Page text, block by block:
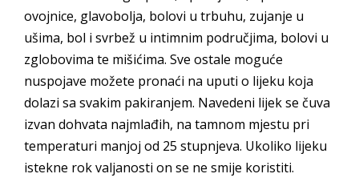
ovojnice, glavobolja, bolovi u trbuhu, zujanje u
ušima, bol i svrbež u intimnim područjima, bolovi u
zglobovima te mišićima. Sve ostale moguće
nuspojave možete pronaći na uputi o lijeku koja
dolazi sa svakim pakiranjem. Navedeni lijek se čuva
izvan dohvata najmlađih, na tamnom mjestu pri
temperaturi manjoj od 25 stupnjeva. Ukoliko lijeku
istekne rok valjanosti on se ne smije koristiti.